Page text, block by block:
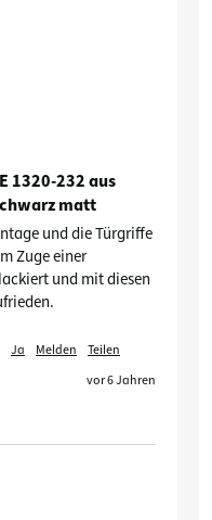
1320-232 aus
matt
und die Türgriffe
Zuge einer
und mit diesen
Ja Melden
Teilen
vor 6 Jahren